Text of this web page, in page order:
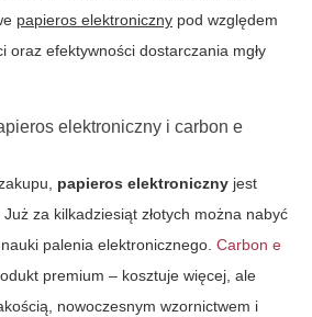
papieros elektroniczny pod względem
oraz efektywności dostarczania mgły
elektroniczny i carbon e
papieros elektroniczny jest
za kilkadziesiąt złotych można nabyć
palenia elektronicznego. Carbon e
premium – kosztuje więcej, ale
nowoczesnym wzornictwem i